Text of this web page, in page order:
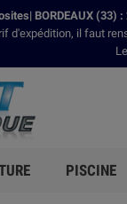
BORDEAUX (33)
d'expédition, il faut
PISCINE